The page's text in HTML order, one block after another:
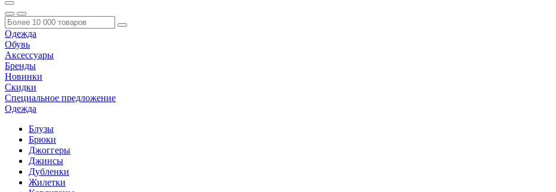
Одежда
Обувь
Аксессуары
Бренды
Новинки
Скидки
Специальное предложение
Одежда
Блузы
Брюки
Джоггеры
Джинсы
Дубленки
Жилетки